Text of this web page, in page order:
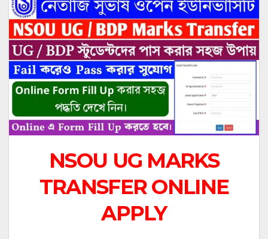
NSOU UG MARKS
TRANSFER ONLINE
APPLY